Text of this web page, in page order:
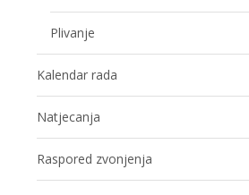
Plivanje
Kalendar rada
Natjecanja
Raspored zvonjenja